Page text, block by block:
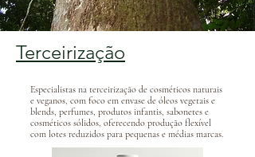
Terceirização
Especialistas na terceirização de cosméticos naturais
e veganos, com foco em envase de óleos vegetais e
blends, perfumes, produtos infantis, sabonetes e
cosméticos sólidos, oferecendo produção flexível
com lotes reduzidos para pequenas e médias marcas.